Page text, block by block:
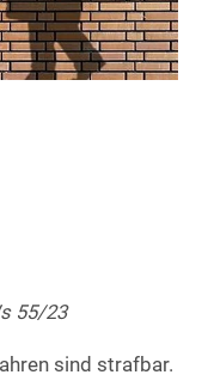
55/23
sind strafbar.